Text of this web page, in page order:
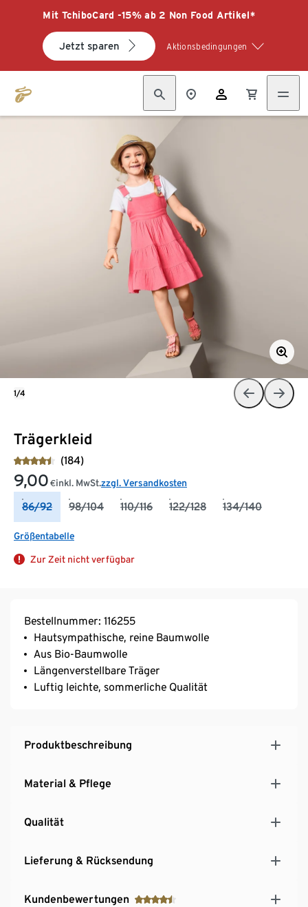
Mit TchiboCard -15% ab 2 Non Food Artikel*
Jetzt sparen Aktionsbedingungen
Trägerkleid
(184)
9,00 €inkl. MwSt.zzgl. Versandkosten
86/92 98/104 110/116 122/128 134/140
Größentabelle
Zur Zeit nicht verfügbar
1/4
Bestellnummer: 116255
Hautsympathische, reine Baumwolle
Aus Bio-Baumwolle
Längenverstellbare Träger
Luftig leichte, sommerliche Qualität
Produktbeschreibung
Material & Pflege
Qualität
Lieferung & Rücksendung
Kundenbewertungen